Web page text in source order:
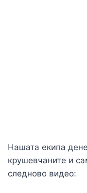
Нашата екипа
крушевчаните и
следново видео: